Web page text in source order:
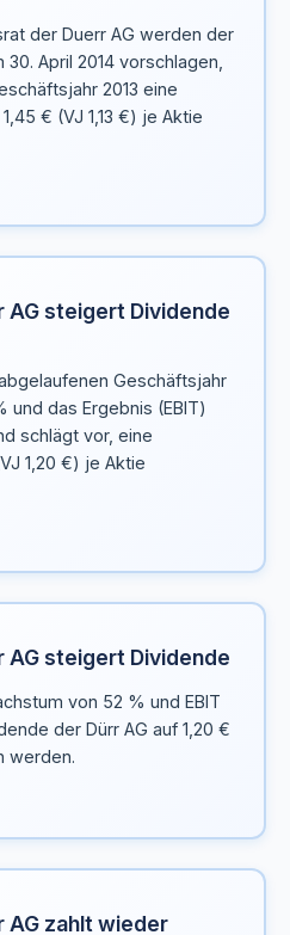
der Duerr AG werden der
April 2014 vorschlagen,
2013 eine
€ (VJ 1,13 €) je Aktie
AG steigert Dividende
Geschäftsjahr
und das Ergebnis (EBIT)
schlägt vor, eine
1,20 €) je Aktie
AG steigert Dividende
von 52 % und EBIT
der Dürr AG auf 1,20 €
werden.
AG zahlt wieder